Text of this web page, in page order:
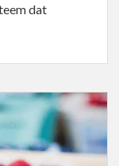
dat